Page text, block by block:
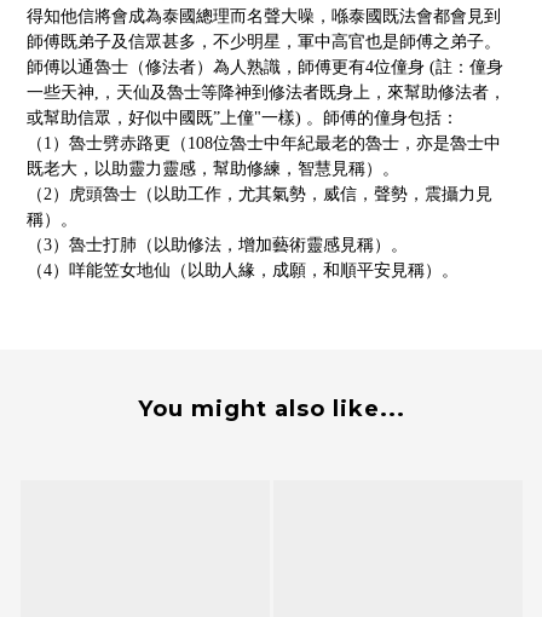
得知他信將會成為泰國總理而名聲大噪，喺泰國既法會都會見到
師傅既弟子及信眾甚多，不少明星，軍中高官也是師傅之弟子。
師傅以通魯士（修法者）為人熟識，師傅更有4位僮身 (註：僮身
一些天神,，天仙及魯士等降神到修法者既身上，來幫助修法者，
或幫助信眾，好似中國既”上僮"一樣) 。師傅的僮身包括：
（ 1）魯士劈赤路更（108位魯士中年紀最老的魯士，亦是魯士中
既老大，以助靈力靈感，幫助修練，智慧見稱）。
（2）虎頭魯士（以助工作，尤其氣勢，威信，聲勢，震攝力見
稱）。
（3）魯士打肺（以助修法，增加藝術靈感見稱）。
（4）咩能笠女地仙（以助人緣，成願，和順平安見稱）。
You might also like...